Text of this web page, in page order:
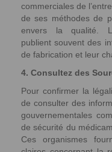
commerciales de
de ses méthodes de
envers la qualité.
publient souvent des
de fabrication et leur
4. Consultez des
Pour confirmer la
de consulter des
gouvernementales
de sécurité du
Ces organismes